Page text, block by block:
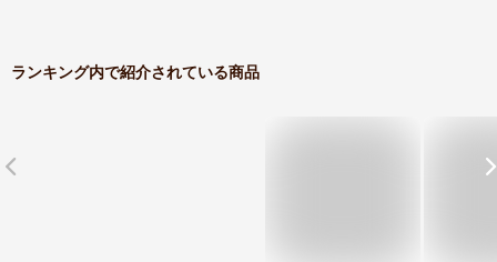
ランキング内で紹介されている商品